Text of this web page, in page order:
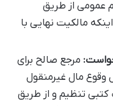
عمومی از طریق
مالکیت نهایی با
مرجع صالح برای
وقوع مال غیرمنقول
تنظیم و از طریق